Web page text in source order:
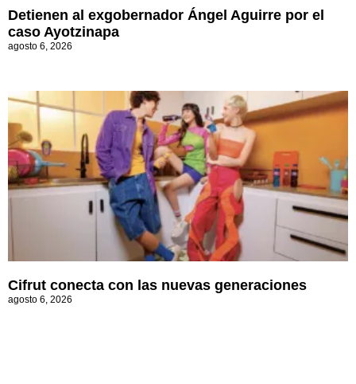
Detienen al exgobernador Ángel Aguirre por el
caso Ayotzinapa
agosto 6, 2026
Cifrut conecta con las nuevas generaciones
agosto 6, 2026